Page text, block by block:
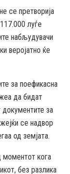
се претворија
луѓе
набљудувачи
веројатно ќе
за поефикасна
да бидат
документите за
се надвор
од земјата.
моментот кога
без разлика